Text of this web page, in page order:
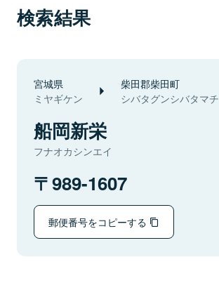
検索結果
宮城県
ミヤギケン
柴田郡柴田町
シバタグンシバタマチ
船岡新栄
フナオカシンエイ
989-1607
郵便番号をコピーする